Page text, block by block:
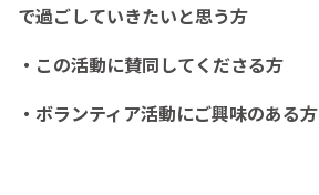
で過ごしていきたいと思う方
・この活動に賛同してくださる方
・ボランティア活動にご興味のある方